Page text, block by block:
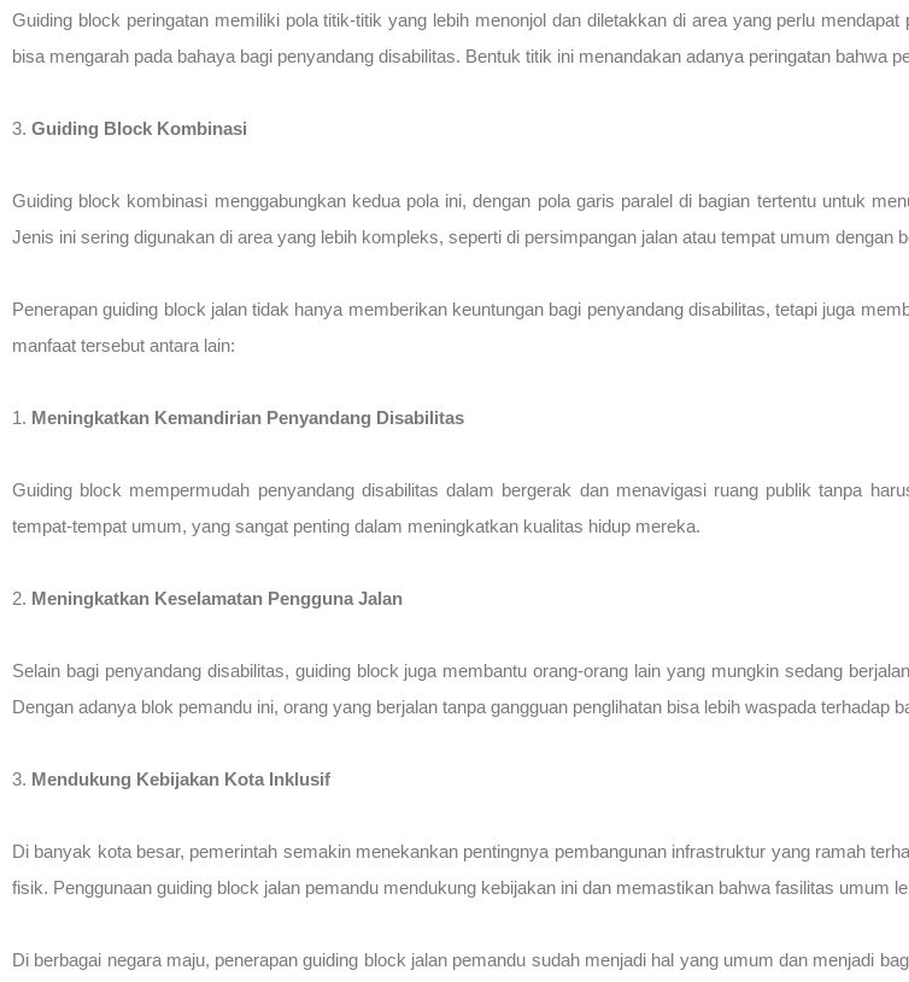
Guiding block peringatan memiliki pola titik-titik yang lebih menonjol dan diletakkan di area yang perlu
bisa mengarah pada bahaya bagi penyandang disabilitas. Bentuk titik ini menandakan adanya peringatan bahwa
3. Guiding Block Kombinasi
Guiding block kombinasi menggabungkan kedua pola ini, dengan pola garis paralel di bagian tertentu untuk
Jenis ini sering digunakan di area yang lebih kompleks, seperti di persimpangan jalan atau tempat umum dengan
Penerapan guiding block jalan tidak hanya memberikan keuntungan bagi penyandang disabilitas, tetapi juga
manfaat tersebut antara lain:
1. Meningkatkan Kemandirian Penyandang Disabilitas
Guiding block mempermudah penyandang disabilitas dalam bergerak dan menavigasi ruang publik tanpa
tempat-tempat umum, yang sangat penting dalam meningkatkan kualitas hidup mereka.
2. Meningkatkan Keselamatan Pengguna Jalan
Selain bagi penyandang disabilitas, guiding block juga membantu orang-orang lain yang mungkin sedang
Dengan adanya blok pemandu ini, orang yang berjalan tanpa gangguan penglihatan bisa lebih waspada terhadap
3. Mendukung Kebijakan Kota Inklusif
Di banyak kota besar, pemerintah semakin menekankan pentingnya pembangunan infrastruktur yang ramah
fisik. Penggunaan guiding block jalan pemandu mendukung kebijakan ini dan memastikan bahwa fasilitas umum
Di berbagai negara maju, penerapan guiding block jalan pemandu sudah menjadi hal yang umum dan menjadi